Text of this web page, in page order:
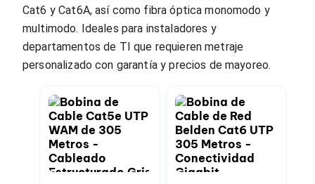
Cables de Poder (Externo)
Cables de Red
Cables Patch
Cables Fibra Óptica
Cables SFP+
Accesorios para Cables
Jacks de Red
Conectores
Tapas y Cajas
Herramientas para Cables
Pinzas Ponchadoras
Probadores de Cable
Cat6 y Cat6A, así como fibra óptica monomodo y
multimodo. Ideales para instaladores y
departamentos de TI que requieren metraje
personalizado con garantía y precios de mayoreo.